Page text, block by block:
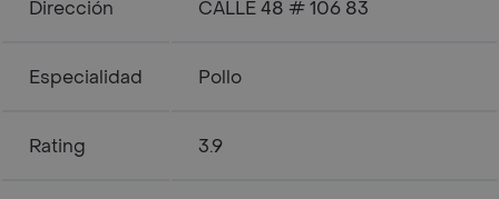
Dirección CALLE 48 # 106 83
Especialidad Pollo
Rating 3.9